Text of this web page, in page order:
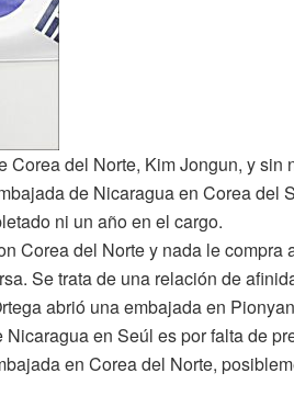
del Norte, Kim Jongun, y sin
de Nicaragua en Corea del
ni un año en el cargo.
Corea del Norte y nada le compra
Se trata de una relación de
abrió una embajada en
en Seúl es por falta de
en Corea del Norte,